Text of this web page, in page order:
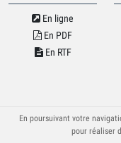
En ligne
En PDF
En RTF
En poursuivant votre
pour réaliser